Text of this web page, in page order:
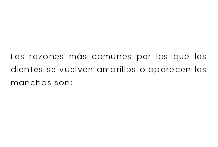
Las razones más comunes por las que los
dientes se vuelven amarillos o aparecen las
manchas son: